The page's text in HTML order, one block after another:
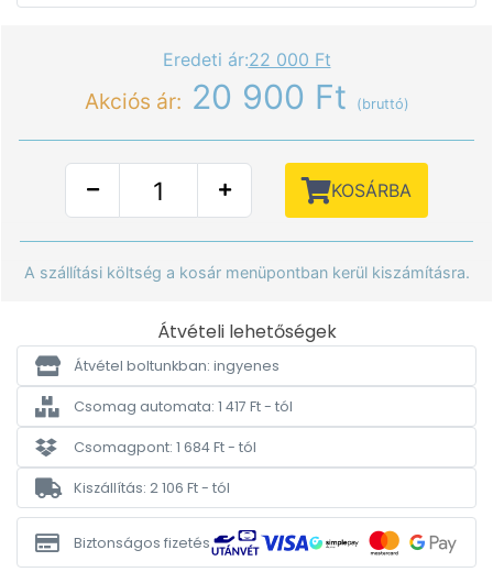
Eredeti ár:22 000 Ft
Akciós ár: 20 900 Ft (bruttó)
KOSÁRBA
A szállítási költség a kosár menüpontban kerül kiszámításra.
Átvételi lehetőségek
Átvétel boltunkban: ingyenes
Csomag automata: 1 417 Ft - tól
Csomagpont: 1 684 Ft - tól
Kiszállítás: 2 106 Ft - tól
Biztonságos fizetés